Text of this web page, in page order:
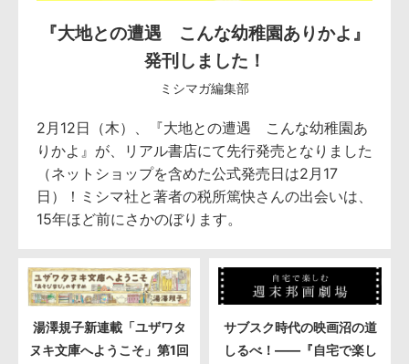
『大地との遭遇 こんな幼稚園ありかよ』
発刊しました！
ミシマガ編集部
2月12日（木）、『大地との遭遇 こんな幼稚園あ
りかよ』が、リアル書店にて先行発売となりました
（ネットショップを含めた公式発売日は2月17
日）！ミシマ社と著者の税所篤快さんの出会いは、
15年ほど前にさかのぼります。
湯澤規子新連載「ユザワタ
ヌキ文庫へようこそ」第1回
サブスク時代の映画沼の道
しるべ！――『自宅で楽し